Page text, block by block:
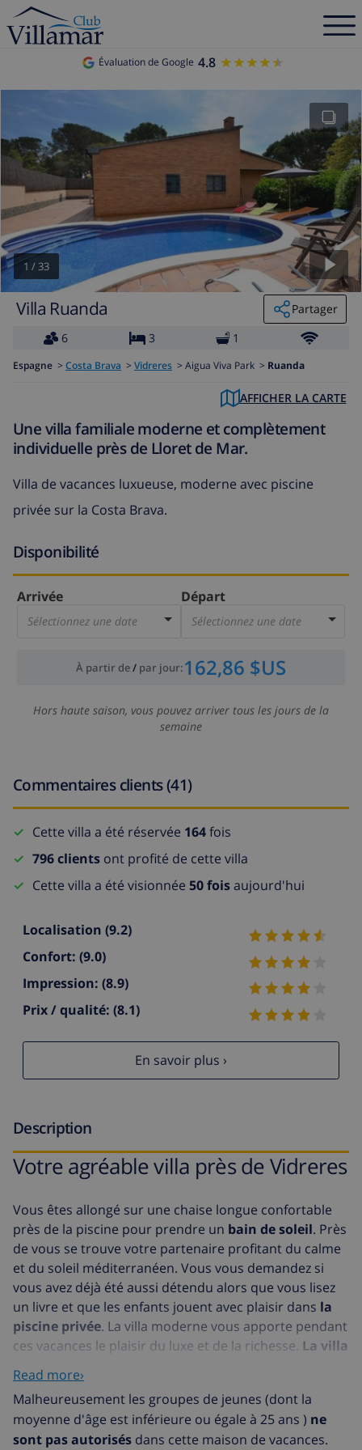
Évaluation de Google 4.8 ★★★★★
★★★★★
1 /33
Villa Ruanda
Partager
6
3 1
Espagne > Costa Brava > Vidreres > Aigua Viva Park > Ruanda
AFFICHER LA CARTE
Une villa familiale moderne et complètement
individuelle près de Lloret de Mar.
Villa de vacances luxueuse, moderne avec piscine
privée sur la Costa Brava.
Disponibilité
Arrivée
Sélectionnez une date
Départ
Sélectionnez une date
À partir de/ par jour:162,86 $US
Hors haute saison, vous pouvez arriver tous les jours de la
semaine
Commentaires clients (41)
Cette villa a été réservée 164fois
796 clients ont profité de cette villa
Cette villa a été visionnée 50 foisaujourd'hui
Localisation (9.2)
Confort: (9.0)
Impression: (8.9)
Prix / qualité: (8.1)
En savoir plus ›
Description
Votre agréable villa près de Vidreres
Vous êtes allongé sur une chaise longue confortable
près de la piscine pour prendre un bain de soleil. Près
de vous se trouve votre partenaire profitant du calme
et du soleil méditerranéen. Vous vous demandez si
vous avez déjà été aussi détendu alors que vous lisez
un livre et que les enfants jouent avec plaisir dans la
piscine privée. La villa moderne vous apporte pendant
ces vacances le plaisir du luxe et de la richesse. La villa
peuvent se partager 3 chambres à coucher. Vous
disposez d’unesalle de bain luxueuse, d’une cuisine
et d’un agréable salon. Du salon et de la cuisine vous
accéderez au balcon. L’aménagement de cette villa
Read more›
Malheureusement les groupes de jeunes (dont la
moyenne d'âge est inférieure ou égale à 25 ans ) ne
sont pas autorisés dans cette maison de vacances.